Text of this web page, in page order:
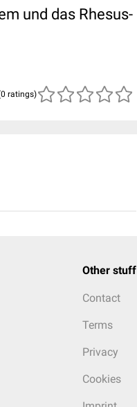
und das Rhesus-
ratings)
Other stuff
Contact
Terms
Privacy
Cookies